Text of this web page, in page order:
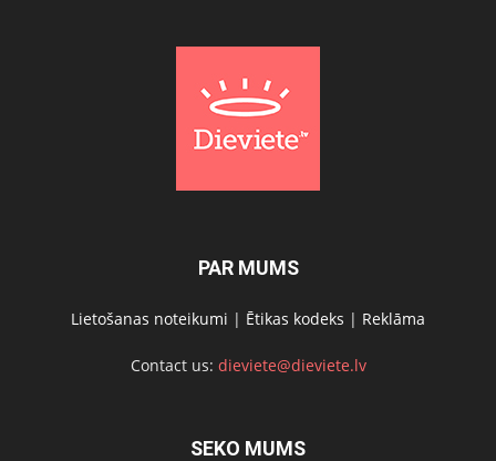
PAR MUMS
Lietošanas noteikumi | Ētikas kodeks | Reklāma
Contact us: dieviete@dieviete.lv
SEKO MUMS